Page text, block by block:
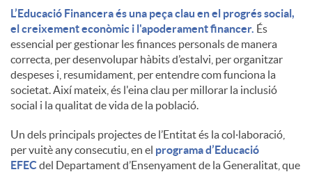
i
n
g
u
L’Educació Financera és una peça clau en el progrés social,
el creixement econòmic i l'apoderament financer. És
essencial per gestionar les finances personals de manera
correcta, per desenvolupar hàbits d’estalvi, per organitzar
despeses i, resumidament, per entendre com funciona la
societat. Així mateix, és l'eina clau per millorar la inclusió
social i la qualitat de vida de la població.
Un dels principals projectes de l’Entitat és la col·laboració,
per vuitè any consecutiu, en el programa d’Educació
EFECdel Departament d’Ensenyament de la Generalitat, que